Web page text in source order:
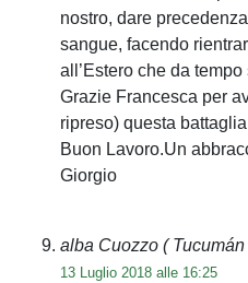
nostro, dare
sangue, facendo
all’Estero che da
Grazie Francesca per
ripreso) questa
Buon Lavoro.Un
Giorgio
alba Cuozzo (
13 Luglio 2018 alle 16:25